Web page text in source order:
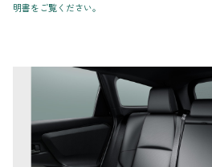
明書をご覧ください。